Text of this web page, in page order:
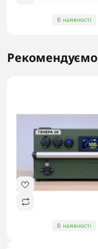
В наявності
Рекомендуємо
В наявності